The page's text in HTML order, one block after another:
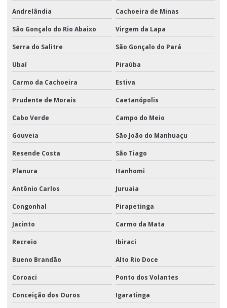
Andrelândia Cachoeira de Minas
São Gonçalo do Rio Abaixo Virgem da Lapa
Serra do Salitre São Gonçalo do Pará
Ubaí Piraúba
Carmo da Cachoeira Estiva
Prudente de Morais Caetanópolis
Cabo Verde Campo do Meio
Gouveia São João do Manhuaçu
Resende Costa São Tiago
Planura Itanhomi
Antônio Carlos Juruaia
Congonhal Pirapetinga
Jacinto Carmo da Mata
Recreio Ibiraci
Bueno Brandão Alto Rio Doce
Coroaci Ponto dos Volantes
Conceição dos Ouros Igaratinga